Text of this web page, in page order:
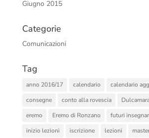
Giugno 2015
Categorie
Comunicazioni
Tag
anno 2016/17 calendario
calendario
consegne
conto alla rovescia
eremo
Eremo di Ronzano futuri
inizio lezioni
iscrizione lezioni